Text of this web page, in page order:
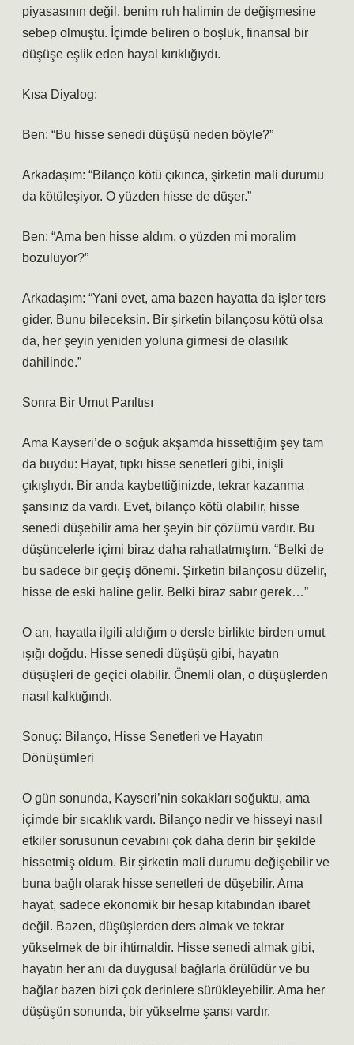
piyasasının değil, benim ruh halimin de değişmesine
sebep olmuştu. İçimde beliren o boşluk, finansal bir
düşüşe eşlik eden hayal kırıklığıydı.
Kısa Diyalog:
Ben: “Bu hisse senedi düşüşü neden böyle?”
Arkadaşım: “Bilanço kötü çıkınca, şirketin mali durumu
da kötüleşiyor. O yüzden hisse de düşer.”
Ben: “Ama ben hisse aldım, o yüzden mi moralim
bozuluyor?”
Arkadaşım: “Yani evet, ama bazen hayatta da işler ters
gider. Bunu bileceksin. Bir şirketin bilançosu kötü olsa
da, her şeyin yeniden yoluna girmesi de olasılık
dahilinde.”
Sonra Bir Umut Parıltısı
Ama Kayseri’de o soğuk akşamda hissettiğim şey tam
da buydu: Hayat, tıpkı hisse senetleri gibi, inişli
çıkışlıydı. Bir anda kaybettiğinizde, tekrar kazanma
şansınız da vardı. Evet, bilanço kötü olabilir, hisse
senedi düşebilir ama her şeyin bir çözümü vardır. Bu
düşüncelerle içimi biraz daha rahatlatmıştım. “Belki de
bu sadece bir geçiş dönemi. Şirketin bilançosu düzelir,
hisse de eski haline gelir. Belki biraz sabır gerek…”
O an, hayatla ilgili aldığım o dersle birlikte birden umut
ışığı doğdu. Hisse senedi düşüşü gibi, hayatın
düşüşleri de geçici olabilir. Önemli olan, o düşüşlerden
nasıl kalktığındı.
Sonuç: Bilanço, Hisse Senetleri ve Hayatın
Dönüşümleri
O gün sonunda, Kayseri’nin sokakları soğuktu, ama
içimde bir sıcaklık vardı. Bilanço nedir ve hisseyi nasıl
etkiler sorusunun cevabını çok daha derin bir şekilde
hissetmiş oldum. Bir şirketin mali durumu değişebilir ve
buna bağlı olarak hisse senetleri de düşebilir. Ama
hayat, sadece ekonomik bir hesap kitabından ibaret
değil. Bazen, düşüşlerden ders almak ve tekrar
yükselmek de bir ihtimaldir. Hisse senedi almak gibi,
hayatın her anı da duygusal bağlarla örülüdür ve bu
bağlar bazen bizi çok derinlere sürükleyebilir. Ama her
düşüşün sonunda, bir yükselme şansı vardır.